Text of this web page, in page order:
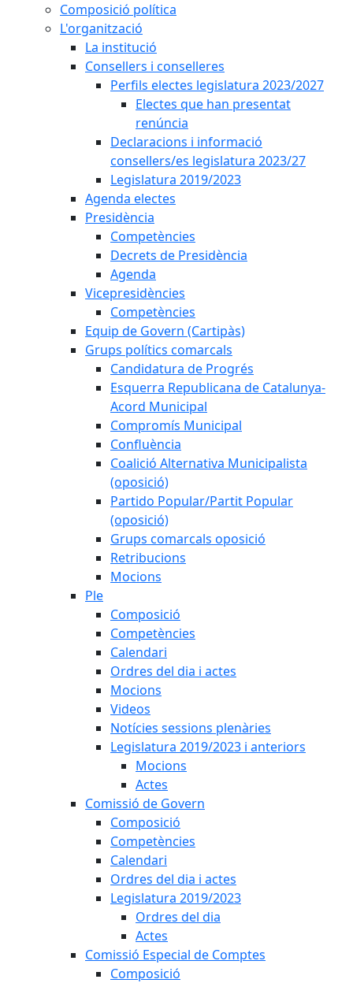
Composició política
L'organització
La institució
Consellers i conselleres
Perfils electes legislatura 2023/2027
Electes que han presentat
renúncia
Declaracions i informació
consellers/es legislatura 2023/27
Legislatura 2019/2023
Agenda electes
Presidència
Competències
Decrets de Presidència
Agenda
Vicepresidències
Competències
Equip de Govern (Cartipàs)
Grups polítics comarcals
Candidatura de Progrés
Esquerra Republicana de Catalunya-
Acord Municipal
Compromís Municipal
Confluència
Coalició Alternativa Municipalista
(oposició)
Partido Popular/Partit Popular
(oposició)
Grups comarcals oposició
Retribucions
Mocions
Ple
Composició
Competències
Calendari
Ordres del dia i actes
Mocions
Videos
Notícies sessions plenàries
Legislatura 2019/2023 i anteriors
Mocions
Actes
Comissió de Govern
Composició
Competències
Calendari
Ordres del dia i actes
Legislatura 2019/2023
Ordres del dia
Actes
Comissió Especial de Comptes
Composició